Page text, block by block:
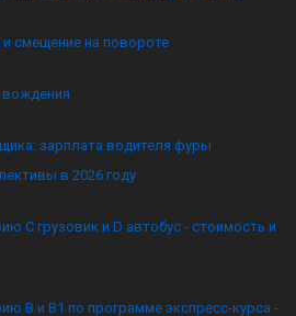
смещение на повороте
зарплата водителя фуры
в 2026 году
C грузовик и D автобус - стоимость и
B и B1 по программе экспресс-курса -